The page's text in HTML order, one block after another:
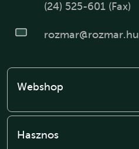
(24) 525-601 (Fax)
rozmar@rozmar.hu
Webshop
Hasznos